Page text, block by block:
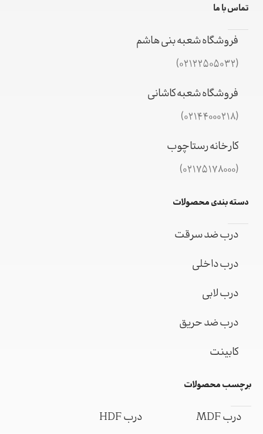
تماس با ما
فروشگاه شعبه بنی هاشم
(02122505032)
فروشگاه شعبه کاشانی
(02144000218)
کارخانه رستاچوب
(02175178000)
دسته بندی محصولات
درب ضد سرقت
درب داخلی
درب لابی
درب ضد حریق
کابینت
برچسب محصولات
درب MDF
درب HDF